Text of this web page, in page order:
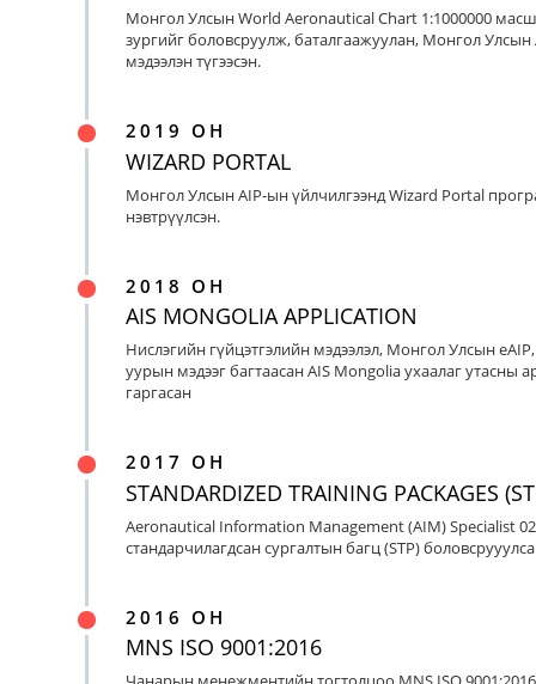
Монгол Улсын World Aeronautical Chart 1:1000000
зургийг боловсруулж, баталгаажуулан, Монгол Улсын
мэдээлэн түгээсэн.
2019 ОН
WIZARD PORTAL
Монгол Улсын AIP-ын үйлчилгээнд Wizard Portal
нэвтрүүлсэн.
2018 ОН
AIS MONGOLIA APPLICATION
Нислэгийн гүйцэтгэлийн мэдээлэл, Монгол Улсын
уурын мэдээг багтаасан AIS Mongolia ухаалаг утасны
гаргасан
2017 ОН
STANDARDIZED TRAINING PACKAGES
Aeronautical Information Management (AIM) Specialist
стандарчилагдсан сургалтын багц (STP)
2016 ОН
MNS ISO 9001:2016